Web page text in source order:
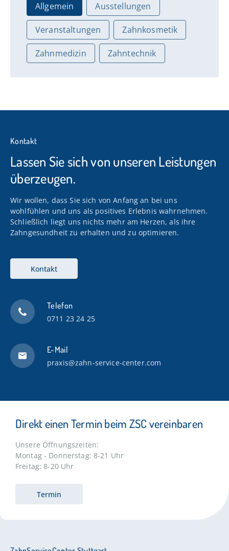
Allgemein Ausstellungen
Veranstaltungen Zahnkosmetik
Zahnmedizin Zahntechnik
Kontakt
Lassen Sie sich von unseren Leistungen
überzeugen.
Wir wollen, dass Sie sich von Anfang an bei uns
wohlfühlen und uns als positives Erlebnis wahrnehmen.
Schließlich liegt uns nichts mehr am Herzen, als ihre
Zahngesundheit zu erhalten und zu optimieren.
Kontakt
Telefon
0711 23 24 25
E-Mail
praxis@zahn-service-center.com
Direkt einen Termin beim ZSC vereinbaren
Unsere Öffnungszeiten:
Montag - Donnerstag: 8-21 Uhr
Freitag: 8-20 Uhr
Termin